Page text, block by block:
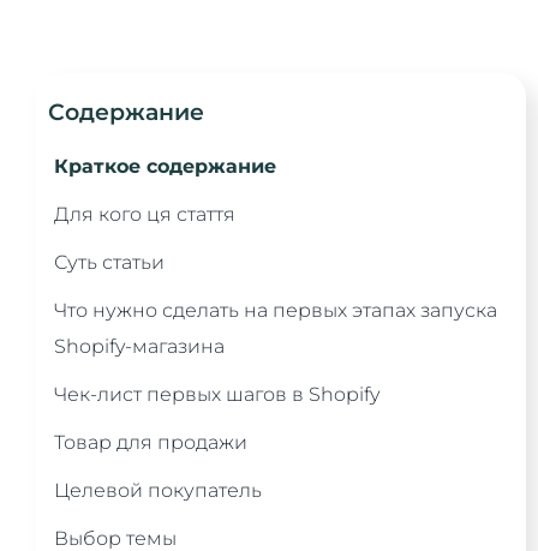
Содержание
Краткое содержание
Для кого ця стаття
Суть статьи
Что нужно сделать на первых этапах запуска
Shopify-магазина
Чек-лист первых шагов в Shopify
Товар для продажи
Целевой покупатель
Выбор темы